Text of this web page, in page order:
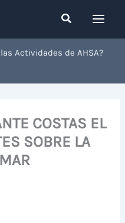
Buscar
Actividades de AHSA?
COSTAS EL
SOBRE LA